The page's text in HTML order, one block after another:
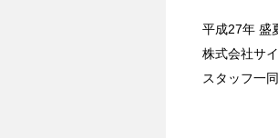
平成27年 盛
株式会社サ
スタッフ一同